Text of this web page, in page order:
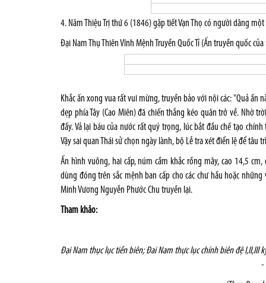
4. Năm Thiệu Trị thứ 6 (1846) gặp tiết Vạn Thọ có người dâng
Đại Nam Thụ Thiên Vĩnh Mệnh Truyền Quốc Tỉ (Ấn truyền quốc
Khắc ấn xong vua rất vui mừng, truyền bảo với nội các: "Quả ấn
dẹp phía Tây (Cao Miên) đã chiến thắng kéo quân trở về. Nhờ
đấy. Vả lại báu của nước rất quý trọng, lúc bắt đầu chế tạo
Vậy sai quan Thái sử chọn ngày lành, bộ Lễ tra xét điển lệ để tâu
Ấn hình vuông, hai cấp, núm cầm khắc rồng mây, cao 14,5
dùng đóng trên sắc mệnh ban cấp cho các chư hầu hoặc
Minh Vương Nguyễn Phước Chu truyền lại.
Tham khảo:
Đại Nam thục lục tiền biên; Đai Nam thực lục chính biên đệ I,II,III
-